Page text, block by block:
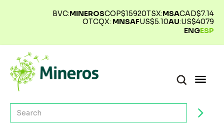
BVC:MINEROSCOP$15920TSX:MSACAD$7.14
OTCQX: MNSAFUS$5.10AU:US$4079
ENGESP